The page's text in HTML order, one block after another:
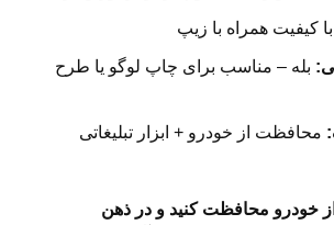
کیفیت همراه با زیپ
: بله – مناسب برای چاپ لوگو یا طرح
: محافظت از خودرو + ابزار تبلیغاتی
607، از خودرو محافظت کنید و در ذهن